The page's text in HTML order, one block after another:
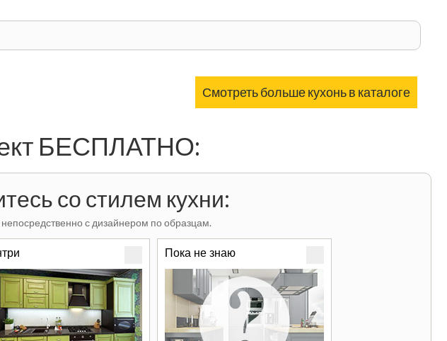
Смотреть больше кухонь в каталоге
БЕСПЛАТНО:
со стилем кухни:
с дизайнером по образцам.
Пока не знаю